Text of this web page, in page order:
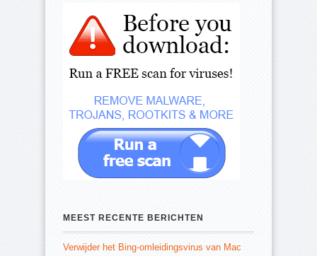
MEEST RECENTE BERICHTEN
Verwijder het Bing-omleidingsvirus van Mac